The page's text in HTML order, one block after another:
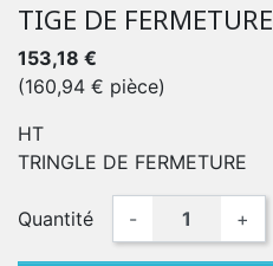
TIGE DE FERMETURE
153,18 €
(160,94 € pièce)
HT
TRINGLE DE FERMETURE
Quantité - +